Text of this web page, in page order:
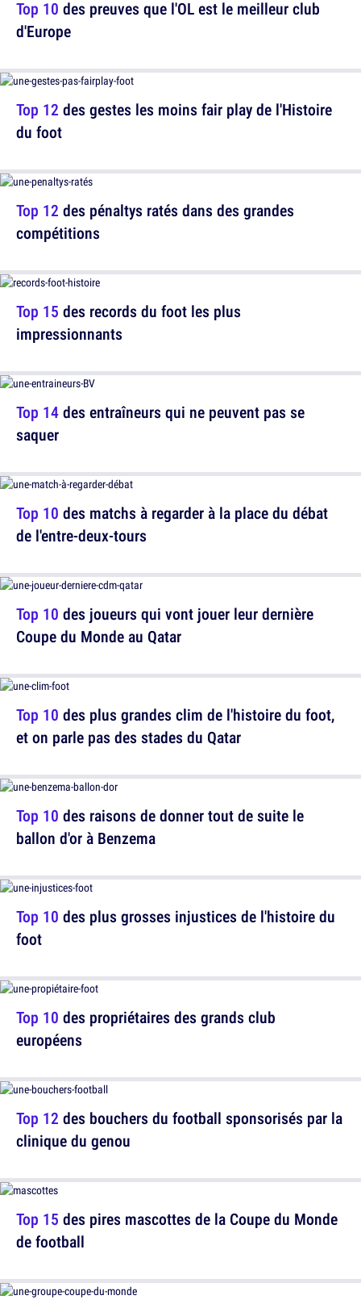
Top 12 des gestes les moins fair play de l'Histoire
du foot
Top 15 des records du foot les plus
impressionnants
Top 10 des matchs à regarder à la place du débat
de l'entre-deux-tours
Top 10 des plus grandes clim de l'histoire du foot,
et on parle pas des stades du Qatar
Top 10 des plus grosses injustices de l'histoire du
foot
Top 12 des bouchers du football sponsorisés par la
clinique du genou
Top 10 des preuves que l'OL est le meilleur club
d'Europe
Top 12 des pénaltys ratés dans des grandes
compétitions
Top 14des entraîneurs qui ne peuvent pas se
saquer
Top 10 des joueurs qui vont jouer leur dernière
Coupe du Monde au Qatar
Top 10 des raisons de donner tout de suite le
ballon d'or à Benzema
Top 10 des propriétaires des grands club
européens
Top 15 des pires mascottes de la Coupe du Monde
de football